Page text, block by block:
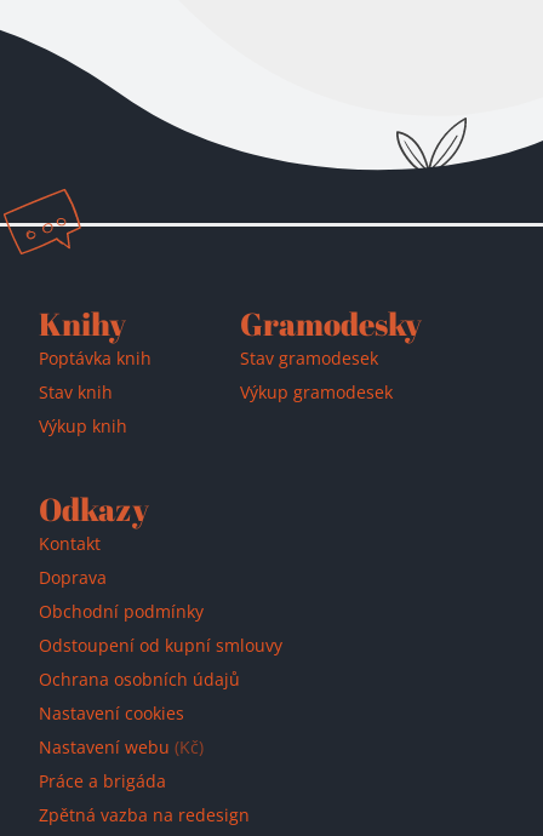
Knihy
Poptávka knih
Stav knih
Výkup knih
Gramodesky
Stav gramodesek
Výkup gramodesek
Odkazy
Kontakt
Doprava
Obchodní podmínky
Odstoupení od kupní smlouvy
Ochrana osobních údajů
Nastavení cookies
Nastavení webu (Kč)
Práce a brigáda
Zpětná vazba na redesign